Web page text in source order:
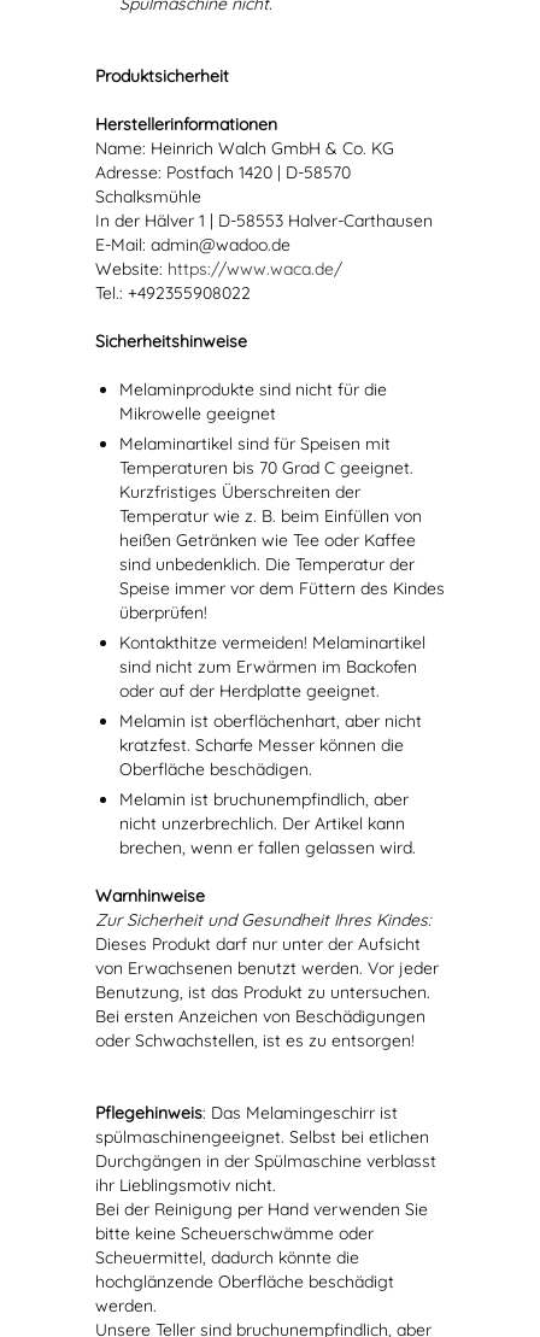
Produktsicherheit
Herstellerinformationen
Name: Heinrich Walch GmbH & Co. KG
Adresse: Postfach 1420 | D-58570
Schalksmühle
In der Hälver 1 | D-58553 Halver-Carthausen
E-Mail: admin@wadoo.de
Website: https://www.waca.de/
Tel.: +492355908022
Sicherheitshinweise
Melaminprodukte sind nicht für die
Mikrowelle geeignet
Melaminartikel sind für Speisen mit
Temperaturen bis 70 Grad C geeignet.
Kurzfristiges Überschreiten der
Temperatur wie z. B. beim Einfüllen von
heißen Getränken wie Tee oder Kaffee
sind unbedenklich. Die Temperatur der
Speise immer vor dem Füttern des Kindes
überprüfen!
Kontakthitze vermeiden! Melaminartikel
sind nicht zum Erwärmen im Backofen
oder auf der Herdplatte geeignet.
Melamin ist oberflächenhart, aber nicht
kratzfest. Scharfe Messer können die
Oberfläche beschädigen.
Melamin ist bruchunempfindlich, aber
nicht unzerbrechlich. Der Artikel kann
brechen, wenn er fallen gelassen wird.
Warnhinweise
Zur Sicherheit und Gesundheit Ihres Kindes:
Dieses Produkt darf nur unter der Aufsicht
von Erwachsenen benutzt werden. Vor jeder
Benutzung, ist das Produkt zu untersuchen.
Bei ersten Anzeichen von Beschädigungen
oder Schwachstellen, ist es zu entsorgen!
Pflegehinweis: Das Melamingeschirr ist
spülmaschinengeeignet. Selbst bei etlichen
Durchgängen in der Spülmaschine verblasst
ihr Lieblingsmotiv nicht.
Bei der Reinigung per Hand verwenden Sie
bitte keine Scheuerschwämme oder
Scheuermittel, dadurch könnte die
hochglänzende Oberfläche beschädigt
werden.
Unsere Teller sind bruchunempfindlich, aber